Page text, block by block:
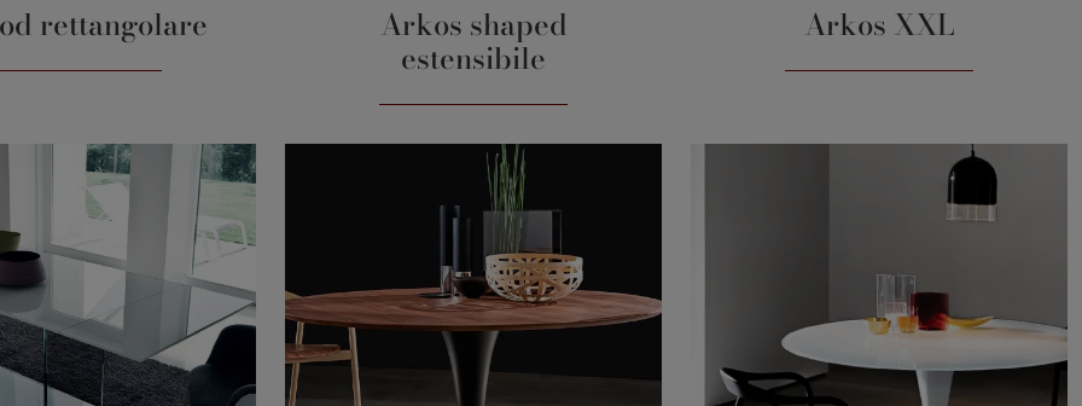
rettangolare Arkos shaped
estensibile
Arkos XXL